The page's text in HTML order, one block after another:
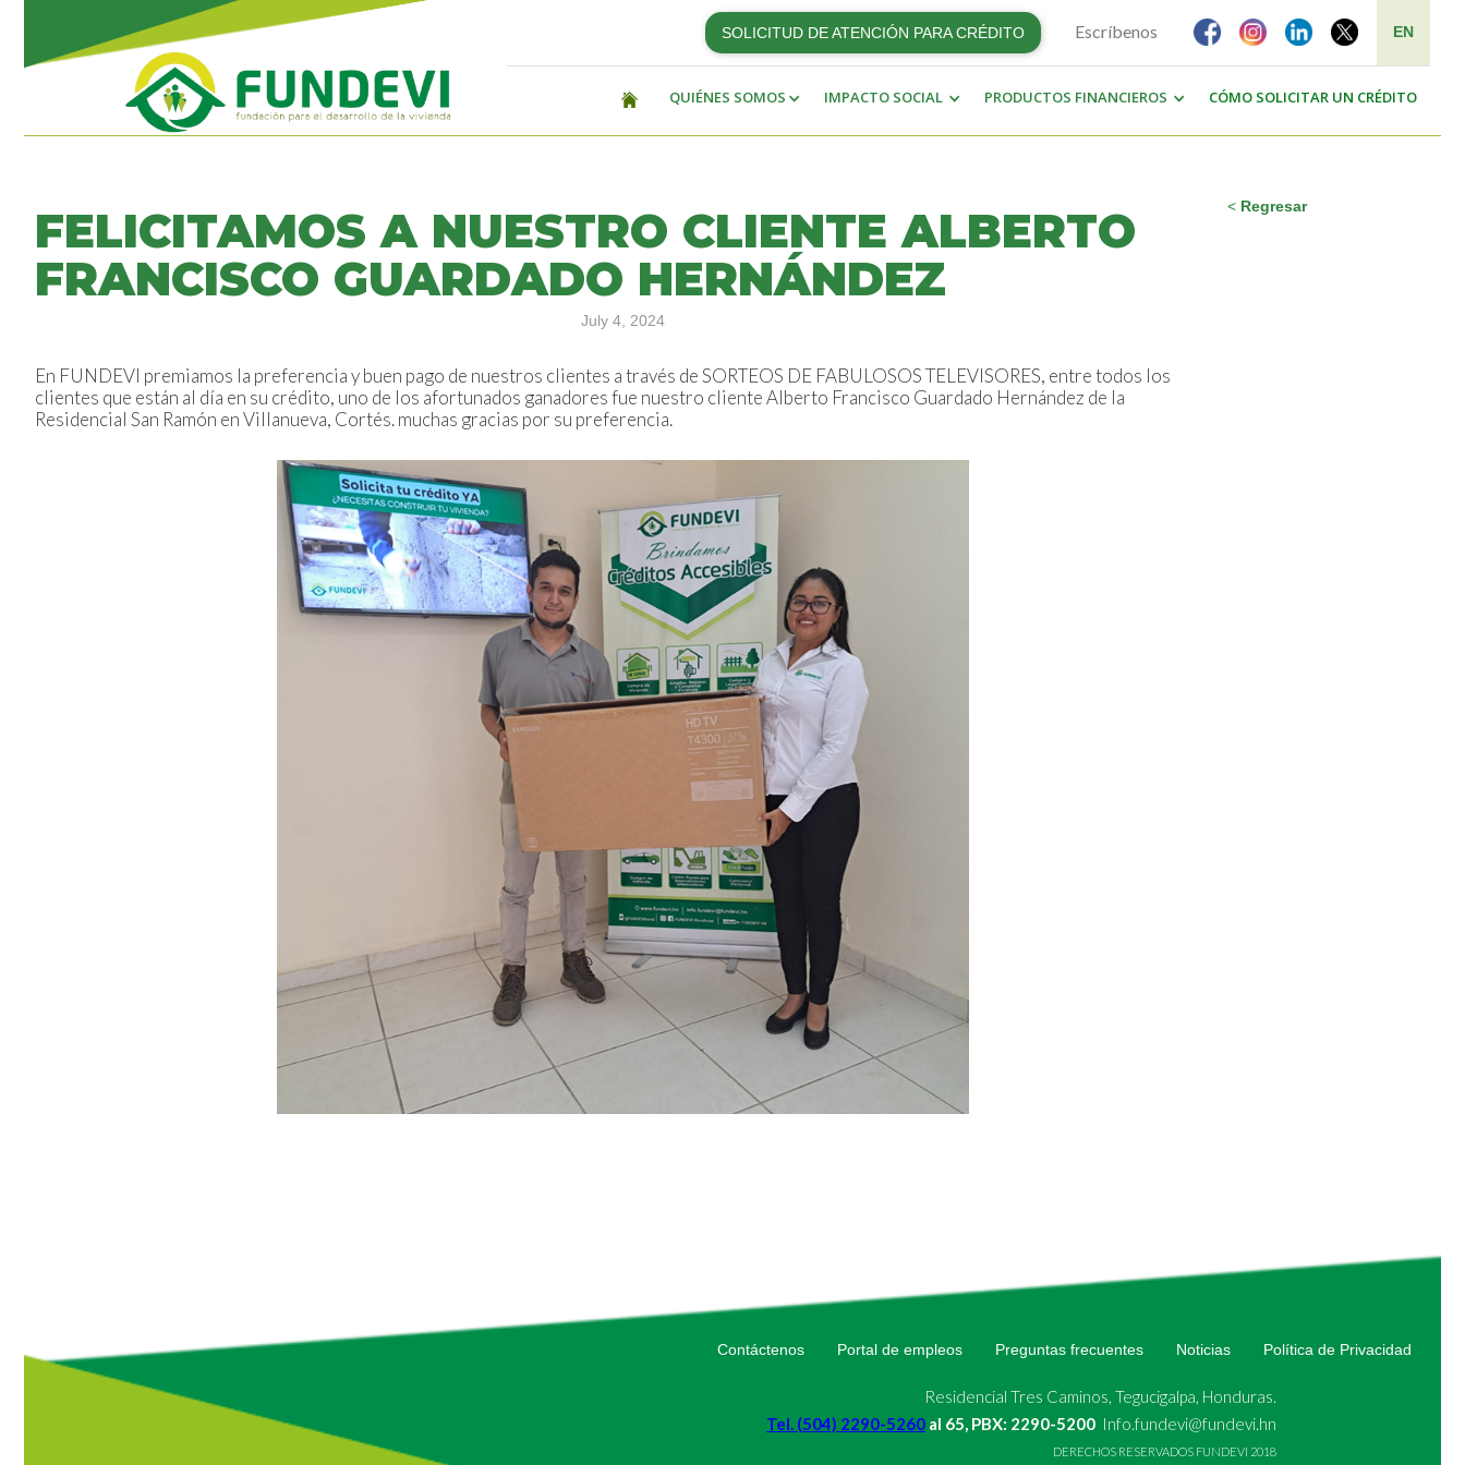
SOLICITUD DE ATENCIÓN PARA CRÉDITO Escríbenos EN
QUIÉNES SOMOS IMPACTO SOCIAL PRODUCTOS FINANCIEROS CÓMO SOLICITAR UN CRÉDITO
< Regresar
FELICITAMOS A NUESTRO CLIENTE ALBERTO
FRANCISCO GUARDADO HERNÁNDEZ
July 4, 2024
En FUNDEVI premiamos la preferencia y buen pago de nuestros clientes a través de SORTEOS DE FABULOSOS TELEVISORES, entre todos los
clientes que están al día en su crédito, uno de los afortunados ganadores fue nuestro cliente Alberto Francisco Guardado Hernández de la
Residencial San Ramón en Villanueva, Cortés. muchas gracias por su preferencia.
Contáctenos Portal de empleos Preguntas frecuentes Noticias Política de Privacidad
Residencial Tres Caminos, Tegucigalpa, Honduras.
Tel. (504) 2290-5260 al 65, PBX: 2290-5200 Info.fundevi@fundevi.hn
DERECHOS RESERVADOS FUNDEVI 2018